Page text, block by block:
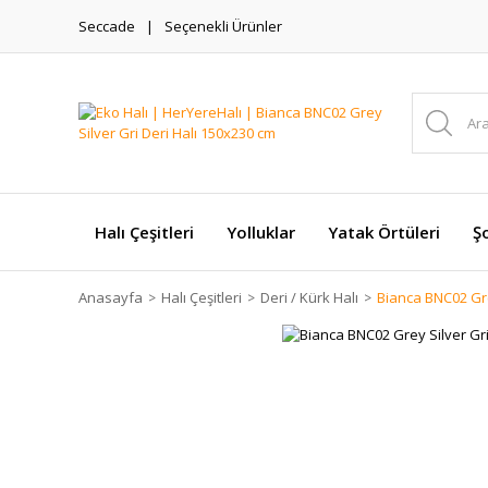
Seccade Seçenekli Ürünler
Halı Çeşitleri Yolluklar Yatak Örtüleri
Anasayfa Halı Çeşitleri Deri / Kürk Halı Bianca BNC02